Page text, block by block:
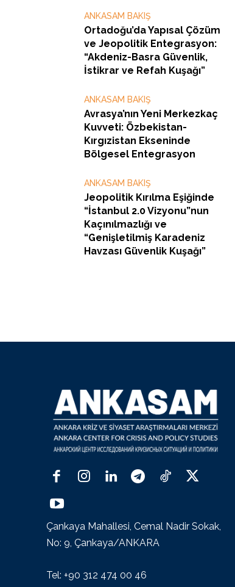
ANKASAM BAKIŞ
Ortadoğu’da Yapısal Çözüm
ve Jeopolitik Entegrasyon:
“Akdeniz-Basra Güvenlik,
İstikrar ve Refah Kuşağı”
ANKASAM BAKIŞ
Avrasya’nın Yeni Merkezkaç
Kuvveti: Özbekistan-
Kırgızistan Ekseninde
Bölgesel Entegrasyon
ANKASAM BAKIŞ
Jeopolitik Kırılma Eşiğinde
“İstanbul 2.0 Vizyonu”nun
Kaçınılmazlığı ve
“Genişletilmiş Karadeniz
Havzası Güvenlik Kuşağı”
Çankaya Mahallesi, Cemal Nadir Sokak,
No: 9, Çankaya/ANKARA
Tel: +90 312 474 00 46